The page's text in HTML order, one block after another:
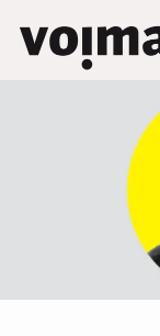
Siirry sisältöön
Päävalikko